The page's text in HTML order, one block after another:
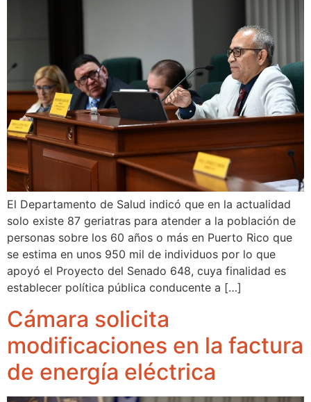
El Departamento de Salud indicó que en la actualidad
solo existe 87 geriatras para atender a la población de
personas sobre los 60 años o más en Puerto Rico que
se estima en unos 950 mil de individuos por lo que
apoyó el Proyecto del Senado 648, cuya finalidad es
establecer política pública conducente a […]
Cámara solicita
modificaciones en la factura
de energía eléctrica